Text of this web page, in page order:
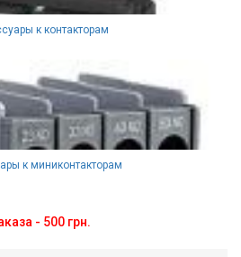
к контакторам
к миниконтакторам
- 500 грн.